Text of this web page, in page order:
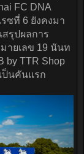
FC DNA
รซที่ 6 ยังคงมา
รุปผลการ
ายเลข 19 นันท
by TTR Shop
ป็นคันแรก